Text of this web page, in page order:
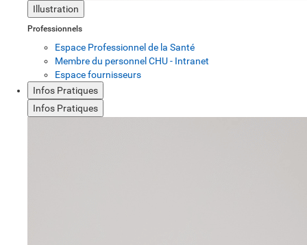
Illustration
Professionnels
Espace Professionnel de la Santé
Membre du personnel CHU - Intranet
Espace fournisseurs
Infos Pratiques
Infos Pratiques